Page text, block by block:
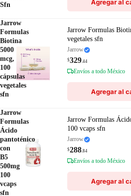
Sfn
Agregar al
Jarrow
Formulas
Biotina
5000
mcg,
100
cápsulas
vegetales
sfn
Jarrow Formulas
vegetales sfn
Jarrow
$329.44
Envíos a todo México
Agregar al
Jarrow
Formulas
Ácido
pantoténico
con
B5
500mg
100
vcaps
sfn
Jarrow Formulas
100 vcaps sfn
Jarrow
$288.84
Envíos a todo México
Agregar al